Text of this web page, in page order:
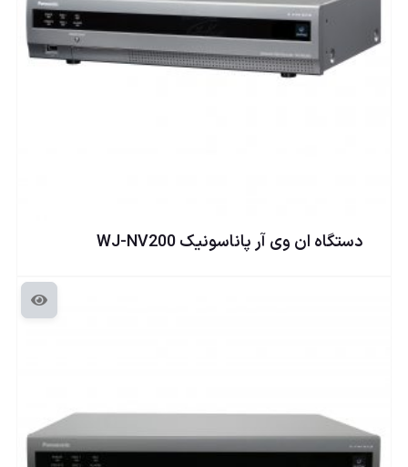
دستگاه ان وی آر پاناسونيک WJ-NV200